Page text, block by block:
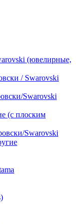
(ювелирные,
/ Swarovski
Swarovski
(с плоским
Swarovski